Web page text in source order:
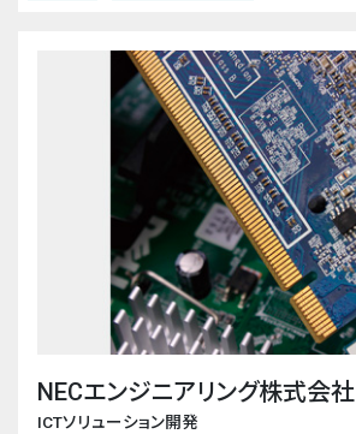
NECエンジニアリング株式会社
ICTソリューション開発